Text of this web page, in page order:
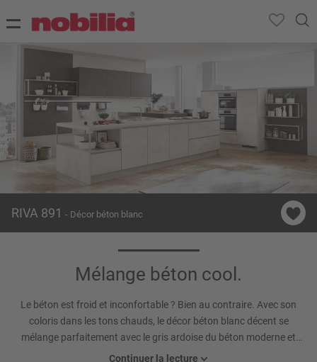
RIVA 891 - Décor béton blanc
Mélange béton cool.
Le béton est froid et inconfortable ? Bien au contraire. Avec son
coloris dans les tons chauds, le décor béton blanc décent se
mélange parfaitement avec le gris ardoise du béton moderne et
est une combinaison parfaite pour l’amateur du style industriel
Continuer la lecture